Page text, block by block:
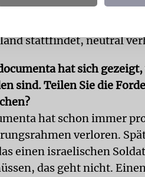
ich Fragen zu Israel an
stattfindet, neutral
hat sich
sind. Teilen Sie die
hat schon immer
verloren.
einen israelischen
das geht nicht.